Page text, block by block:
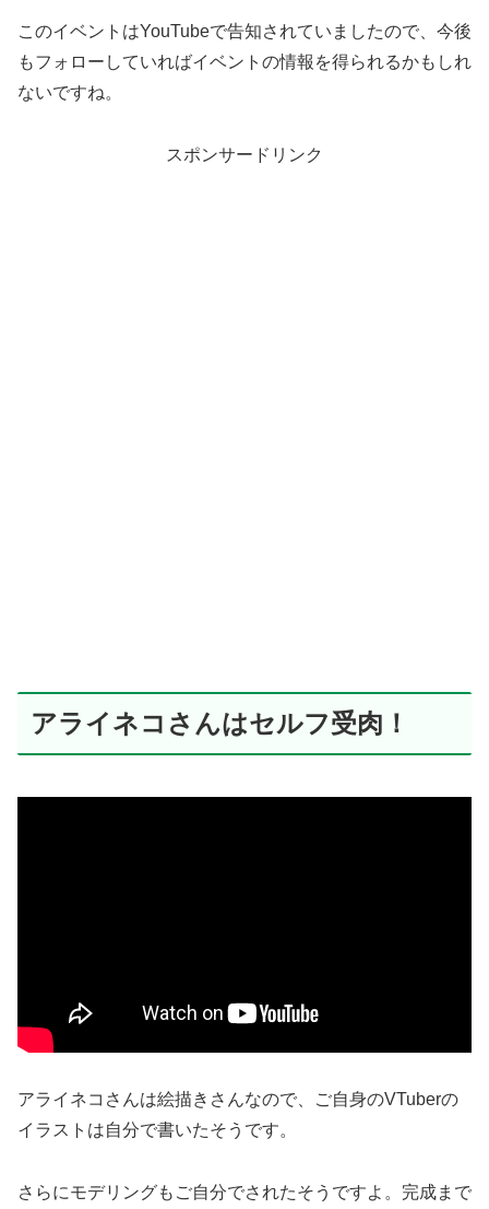
このイベントはYouTubeで告知されていましたので、今後
もフォローしていればイベントの情報を得られるかもしれ
ないですね。
スポンサードリンク
アライネコさんはセルフ受肉！
アライネコさんは絵描きさんなので、ご自身のVTuberの
イラストは自分で書いたそうです。
さらにモデリングもご自分でされたそうですよ。完成まで